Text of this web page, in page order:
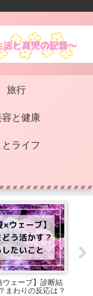
旅行
容と健康
とライフ
ウェーブ】診断結
まわりの反応は？